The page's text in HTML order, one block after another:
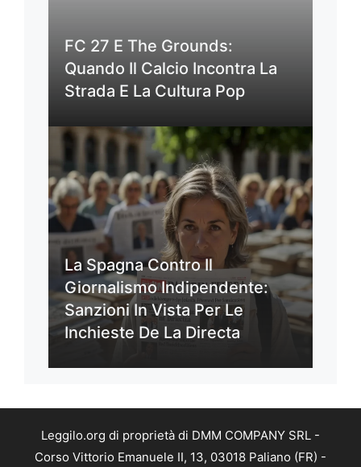
FC 27 E The Grounds:
Quando Il Calcio Incontra La
Strada E La Cultura Pop
La Spagna Contro Il
Giornalismo Indipendente:
Sanzioni In Vista Per Le
Inchieste De La Directa
Leggilo.org di proprietà di DMM COMPANY SRL -
Corso Vittorio Emanuele II, 13, 03018 Paliano (FR) -